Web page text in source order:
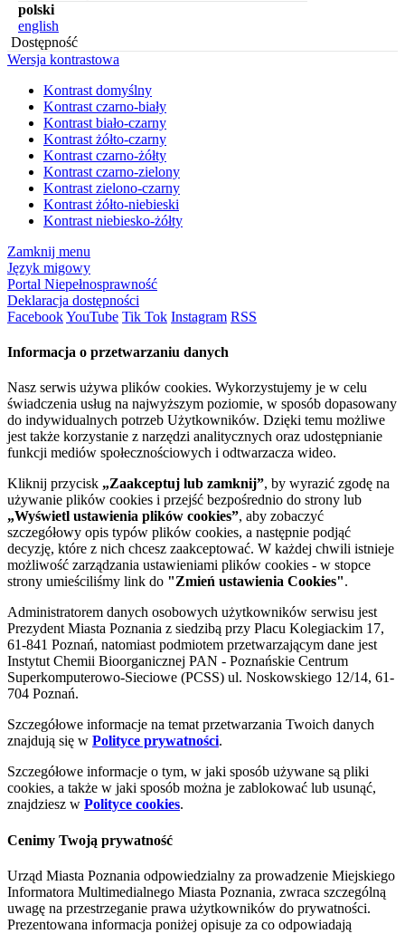
polski
english
Dostępność
Wersja kontrastowa
Kontrast domyślny
Kontrast czarno-biały
Kontrast biało-czarny
Kontrast żółto-czarny
Kontrast czarno-żółty
Kontrast czarno-zielony
Kontrast zielono-czarny
Kontrast żółto-niebieski
Kontrast niebiesko-żółty
Zamknij menu
Język migowy
Portal Niepełnosprawność
Deklaracja dostępności
FacebookYouTube Tik Tok Instagram RSS
Informacja o przetwarzaniu danych
Nasz serwis używa plików cookies. Wykorzystujemy je w celu
świadczenia usług na najwyższym poziomie, w sposób dopasowany
do indywidualnych potrzeb Użytkowników. Dzięki temu możliwe
jest także korzystanie z narzędzi analitycznych oraz udostępnianie
funkcji mediów społecznościowych i odtwarzacza wideo.
Kliknij przycisk „Zaakceptuj lub zamknij”, by wyrazić zgodę na
używanie plików cookies i przejść bezpośrednio do strony lub
„Wyświetl ustawienia plików cookies”, aby zobaczyć
szczegółowy opis typów plików cookies, a następnie podjąć
decyzję, które z nich chcesz zaakceptować. W każdej chwili istnieje
możliwość zarządzania ustawieniami plików cookies - w stopce
strony umieściliśmy link do "Zmień ustawienia Cookies".
Administratorem danych osobowych użytkowników serwisu jest
Prezydent Miasta Poznania z siedzibą przy Placu Kolegiackim 17,
61-841 Poznań, natomiast podmiotem przetwarzającym dane jest
Instytut Chemii Bioorganicznej PAN - Poznańskie Centrum
Superkomputerowo-Sieciowe (PCSS) ul. Noskowskiego 12/14, 61-
704 Poznań.
Szczegółowe informacje na temat przetwarzania Twoich danych
znajdują się w Polityce prywatności.
Szczegółowe informacje o tym, w jaki sposób używane są pliki
cookies, a także w jaki sposób można je zablokować lub usunąć,
znajdziesz w Polityce cookies.
Cenimy Twoją prywatność
Urząd Miasta Poznania odpowiedzialny za prowadzenie Miejskiego
Informatora Multimedialnego Miasta Poznania, zwraca szczególną
uwagę na przestrzeganie prawa użytkowników do prywatności.
Prezentowana informacja poniżej opisuje za co odpowiadają